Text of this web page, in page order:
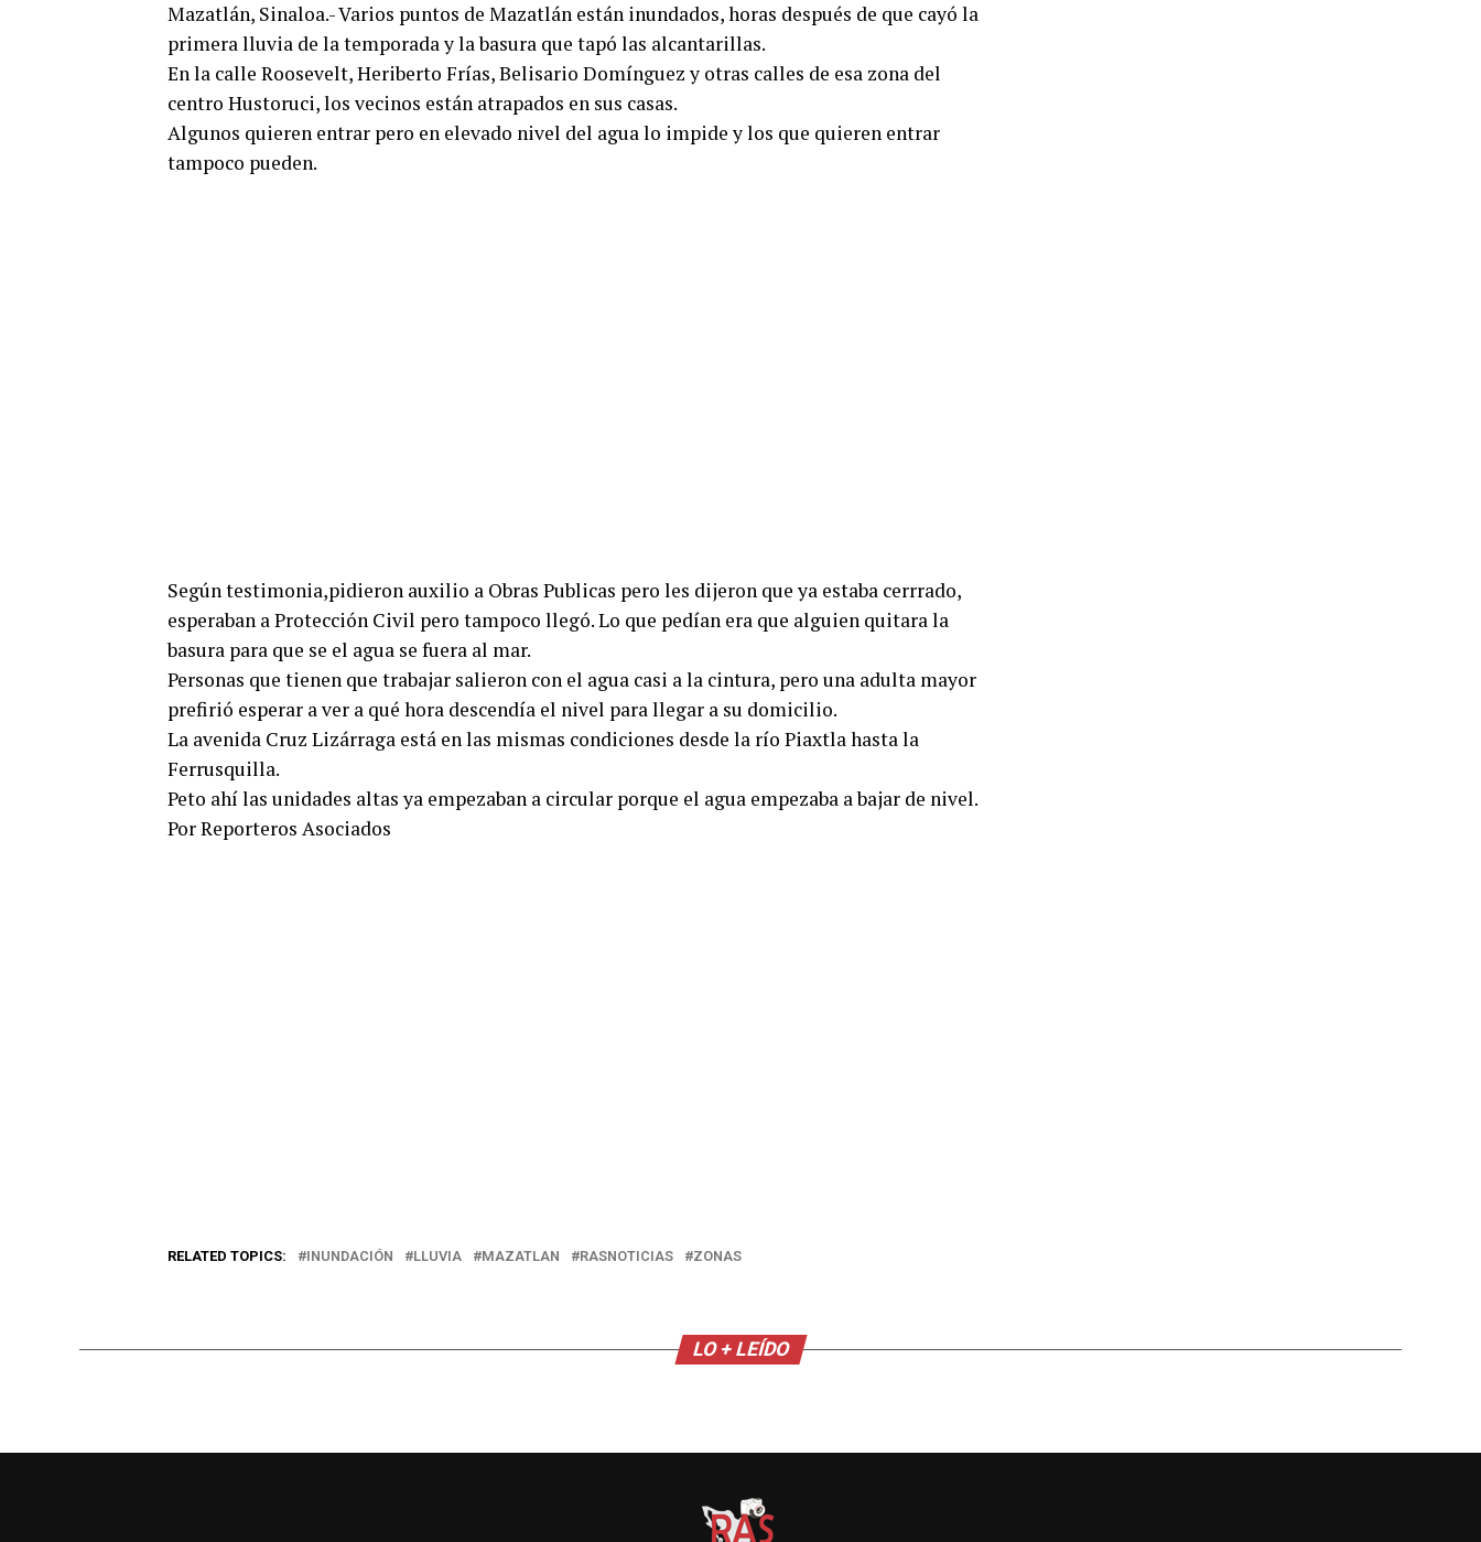
Mazatlán, Sinaloa.- Varios puntos de Mazatlán están inundados, horas después de que cayó la
primera lluvia de la temporada y la basura que tapó las alcantarillas.
En la calle Roosevelt, Heriberto Frías, Belisario Domínguez y otras calles de esa zona del
centro Hustoruci, los vecinos están atrapados en sus casas.
Algunos quieren entrar pero en elevado nivel del agua lo impide y los que quieren entrar
tampoco pueden.
Según testimonia,pidieron auxilio a Obras Publicas pero les dijeron que ya estaba cerrrado,
esperaban a Protección Civil pero tampoco llegó. Lo que pedían era que alguien quitara la
basura para que se el agua se fuera al mar.
Personas que tienen que trabajar salieron con el agua casi a la cintura, pero una adulta mayor
prefirió esperar a ver a qué hora descendía el nivel para llegar a su domicilio.
La avenida Cruz Lizárraga está en las mismas condiciones desde la río Piaxtla hasta la
Ferrusquilla.
Peto ahí las unidades altas ya empezaban a circular porque el agua empezaba a bajar de nivel.
Por Reporteros Asociados
RELATED TOPICS: INUNDACIÓN LLUVIA MAZATLAN RASNOTICIAS ZONAS
LO + LEÍDO